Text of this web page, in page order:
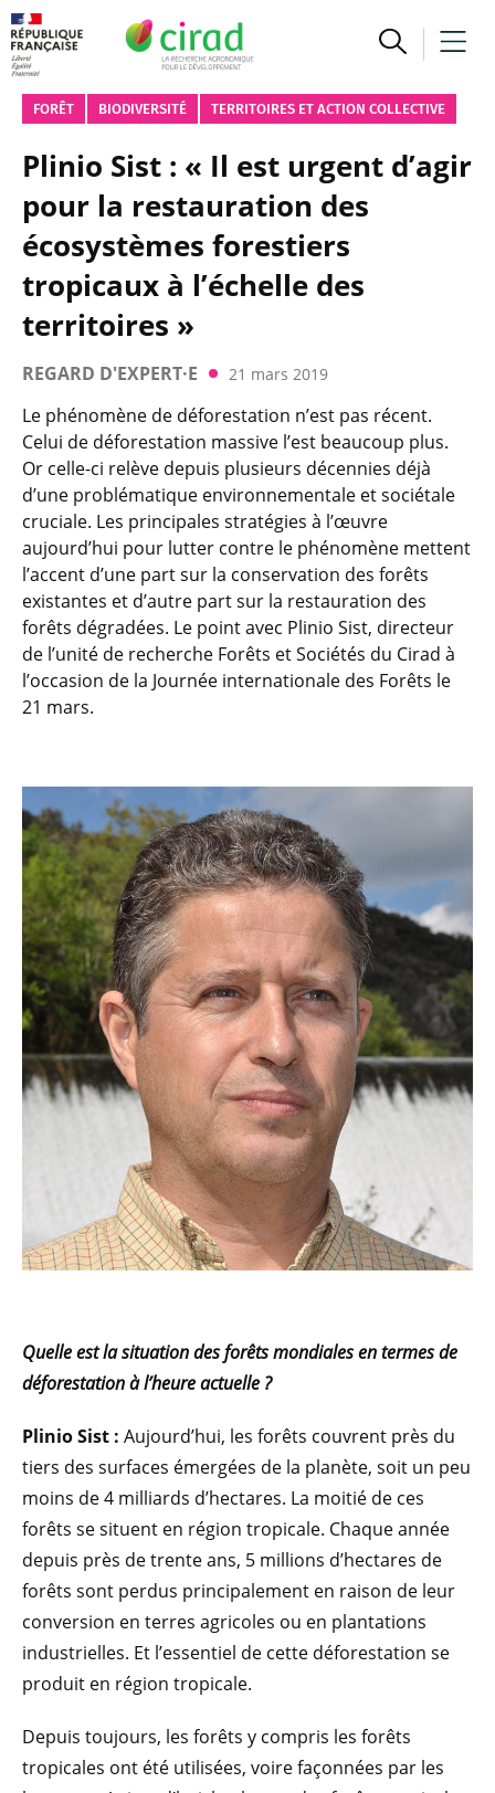
FORÊT BIODIVERSITÉ TERRITOIRES ET ACTION COLLECTIVE
Plinio Sist : « Il est urgent d’agir
pour la restauration des
écosystèmes forestiers
tropicaux à l’échelle des
territoires »
REGARD D'EXPERT·E 21 mars 2019
Le phénomène de déforestation n’est pas récent.
Celui de déforestation massive l’est beaucoup plus.
Or celle-ci relève depuis plusieurs décennies déjà
d’une problématique environnementale et sociétale
cruciale. Les principales stratégies à l’œuvre
aujourd’hui pour lutter contre le phénomène mettent
l’accent d’une part sur la conservation des forêts
existantes et d’autre part sur la restauration des
forêts dégradées. Le point avec Plinio Sist, directeur
de l’unité de recherche Forêts et Sociétés du Cirad à
l’occasion de la Journée internationale des Forêts le
21 mars.
Quelle est la situation des forêts mondiales en termes de
déforestation à l’heure actuelle ?
Plinio Sist : Aujourd’hui, les forêts couvrent près du
tiers des surfaces émergées de la planète, soit un peu
moins de 4 milliards d’hectares. La moitié de ces
forêts se situent en région tropicale. Chaque année
depuis près de trente ans, 5 millions d’hectares de
forêts sont perdus principalement en raison de leur
conversion en terres agricoles ou en plantations
industrielles. Et l’essentiel de cette déforestation se
produit en région tropicale.
Depuis toujours, les forêts y compris les forêts
tropicales ont été utilisées, voire façonnées par les